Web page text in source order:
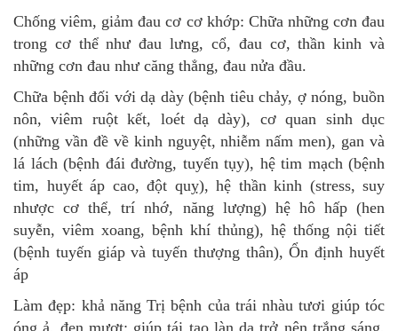
Chống viêm, giảm đau cơ cơ khớp: Chữa những cơn đau
trong cơ thể như đau lưng, cổ, đau cơ, thần kinh và
những cơn đau như căng thẳng, đau nửa đầu.
Chữa bệnh đối với dạ dày (bệnh tiêu chảy, ợ nóng, buồn
nôn, viêm ruột kết, loét dạ dày), cơ quan sinh dục
(những vần đề về kinh nguyệt, nhiễm nấm men), gan và
lá lách (bệnh đái đường, tuyến tụy), hệ tim mạch (bệnh
tim, huyết áp cao, đột quỵ), hệ thần kinh (stress, suy
nhược cơ thể, trí nhớ, năng lượng) hệ hô hấp (hen
suyễn, viêm xoang, bệnh khí thủng), hệ thống nội tiết
(bệnh tuyến giáp và tuyến thượng thân), Ổn định huyết
áp
Làm đẹp: khả năng Trị bệnh của trái nhàu tươi giúp tóc
óng ả, đen mượt; giúp tái tạo làn da trở nên trắng sáng,